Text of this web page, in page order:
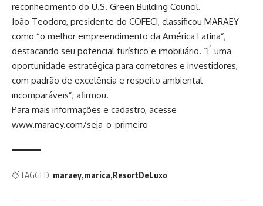
reconhecimento do U.S. Green Building Council.
João Teodoro, presidente do COFECI, classificou MARAEY
como “o melhor empreendimento da América Latina”,
destacando seu potencial turístico e imobiliário. “É uma
oportunidade estratégica para corretores e investidores,
com padrão de excelência e respeito ambiental
incomparáveis”, afirmou.
Para mais informações e cadastro, acesse
www.maraey.com/seja-o-primeiro
TAGGED: maraey marica ResortDeLuxo